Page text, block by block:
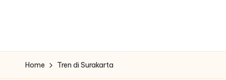
o
l
Home Tren di Surakarta